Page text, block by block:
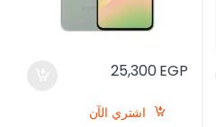
25,300EGP
اشتري الآن